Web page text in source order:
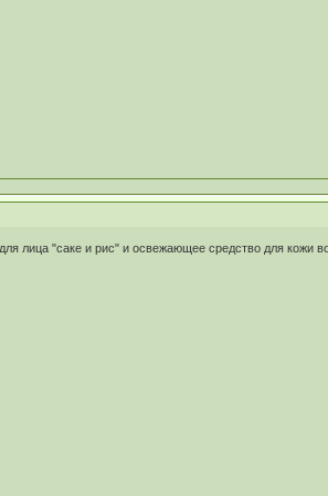
лица "саке и рис" и освежающее средство для кожи